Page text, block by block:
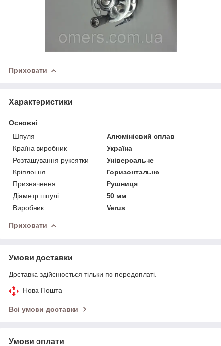
Приховати
Характеристики
Основні
Шпуля
Алюмінієвий сплав
Країна виробник
Україна
Розташування рукоятки
Універсальне
Кріплення
Горизонтальне
Призначення
Рушниця
Діаметр шпулі
50 мм
Виробник
Verus
Приховати
Умови доставки
Доставка здійснюється тільки по передоплаті.
Нова Пошта
Всі умови доставки
Умови оплати